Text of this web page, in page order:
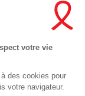
votre vie
des cookies pour
votre navigateur.